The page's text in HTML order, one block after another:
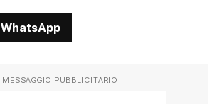
WhatsApp
MESSAGGIO PUBBLICITARIO